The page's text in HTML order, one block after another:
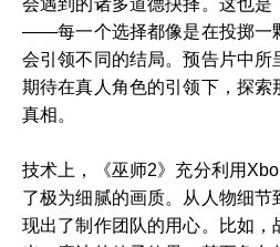
会遇到的诸多道德抉择。这也是
——每一个选择都像是在投掷一
会引领不同的结局。预告片中所
期待在真人角色的引领下，探
真相。
技术上，《巫师2》充分利用
了极为细腻的画质。从人物细
现出了制作团队的用心。比如，